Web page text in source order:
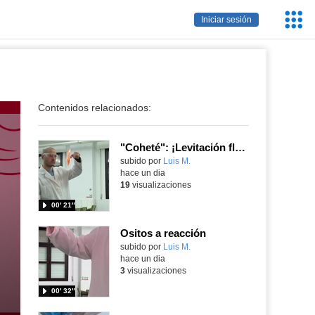
Iniciar sesión
Contenidos relacionados:
"Coheté": ¡Levitación flamígera!
Contenido educativo.
subido por Luis M.
00′ 21″
hace un dia
19visualizaciones
Ositos a reacción
Contenido educativo.
subido por Luis M.
00′ 32″
hace un dia
3visualizaciones